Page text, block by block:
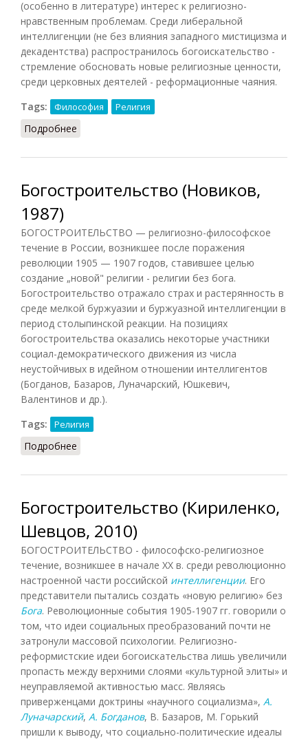
(особенно в литературе) интерес к религиозно-
нравственным проблемам. Среди либеральной
интеллигенции (не без влияния западного мистицизма и
декадентства) распространилось богоискательство -
стремление обосновать новые религиозные ценности,
среди церковных деятелей - реформационные чаяния.
Tags:
Философия Религия
Подробнее
Богостроительство (Новиков,
1987)
БОГОСТРОИТЕЛЬСТВО — религиозно-философское
течение в России, возникшее после поражения
революции 1905 — 1907 годов, ставившее целью
создание „новой" религии - религии без бога.
Богостроительство отражало страх и растерянность в
среде мелкой буржуазии и буржуазной интеллигенции в
период столыпинской реакции. На позициях
богостроительства оказались некоторые участники
социал-демократического движения из числа
неустойчивых в идейном отношении интеллигентов
(Богданов, Базаров, Луначарский, Юшкевич,
Валентинов и др.).
Tags:
Религия
Подробнее
Богостроительство (Кириленко,
Шевцов, 2010)
БОГОСТРОИТЕЛЬСТВО - философско-религиозное
течение, возникшее в начале XX в. среди революционно
настроенной части российской интеллигенции. Его
представители пытались создать «новую религию» без
Бога. Революционные события 1905-1907 гг. говорили о
том, что идеи социальных преобразований почти не
затронули массовой психологии. Религиозно-
реформистские идеи богоискательства лишь увеличили
пропасть между верхними слоями «культурной элиты» и
неуправляемой активностью масс. Являясь
приверженцами доктрины «научного социализма», А.
Луначарский, А. Богданов, В. Базаров, М. Горький
пришли к выводу, что социально-политические идеалы